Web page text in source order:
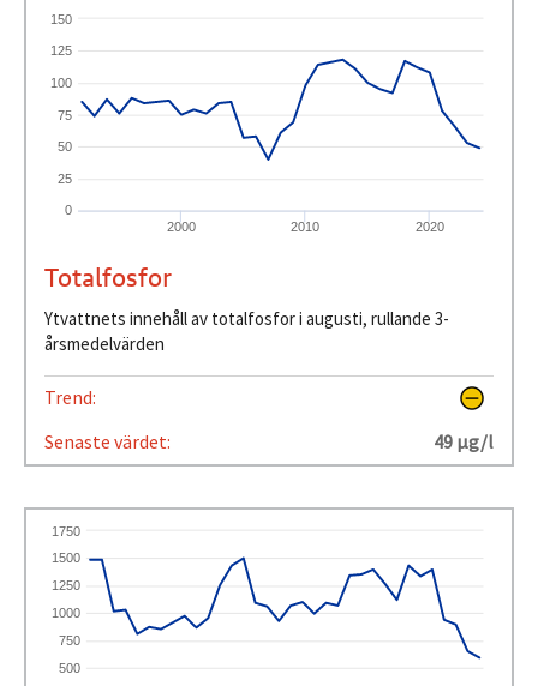
2000 2010 2020
0
25
50
75
100
125
150
Totalfosfor
Ytvattnets innehåll av totalfosfor i augusti, rullande 3-
årsmedelvärden
Trend:
Senaste värdet:
49 µg/l
500
750
1000
1250
1500
1750